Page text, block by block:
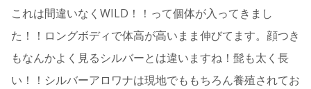
これは間違いなくWILD！！って個体が入ってきまし
た！！ロングボディで体高が高いまま伸びてます。顔つき
もなんかよく見るシルバーとは違いますね！髭も太く長
い！！シルバーアロワナは現地でももちろん養殖されてお